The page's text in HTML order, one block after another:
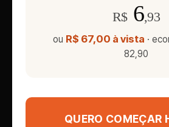
R$6,93
ou R$ 67,00 à vista ·
82,90
QUERO COMEÇAR